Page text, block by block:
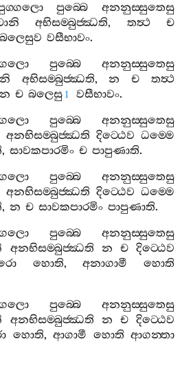
පුබ‍්බෙ
අනනුස‍්සුතෙසු
අභිසම‍්බුජ‍්ඣති, තත්‍ථ
ච
බලෙසුව වසීභාවං.
පුබ‍්බෙ
අනනුස‍්සුතෙසු
අභිසම‍්බුජ‍්ඣති,න ච
තත්‍ථ
න ච බලෙසු 1 වසීභාවං.
පුබ‍්බෙ
අනනුස‍්සුතෙසු
අනභිසම‍්බුජ‍්ඣති දිට‍්ඨෙව ධම‍්මෙ
, සාවකපාරමිං ච පාපුණාති.
පුබ‍්බෙ
අනනුස‍්සුතෙසු
අනභිසම‍්බුජ‍්ඣති දිට‍්ඨෙව ධම‍්මෙ
, න ච සාවකපාරමිං පාපුණාති.
පුබ‍්බෙ
අනනුස‍්සුතෙසු
අනභිසම‍්බුජ‍්ඣති න ච දිට‍්ඨෙව
හොති,අනාගාමී
හොති
පුබ‍්බෙ
අනනුස‍්සුතෙසු
අනභිසම‍්බුජ‍්ඣති න ච දිට‍්ඨෙව
හොති,ආගාමී හොති ආගන‍්තා